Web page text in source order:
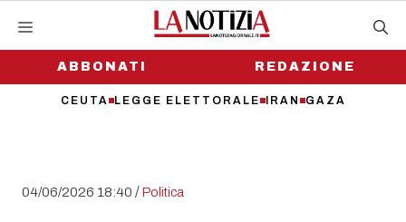
contenutoABBONATI
CEUTA LEGGE ELETTORALE IRAN GAZA
REDAZIONE
04/06/2026 18:40 /Politica